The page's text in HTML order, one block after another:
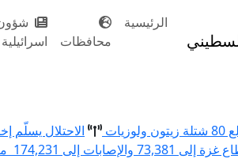
الرئيسية
محافظات
اسرائيلية
الاحتلال
منذ بدء العدوان